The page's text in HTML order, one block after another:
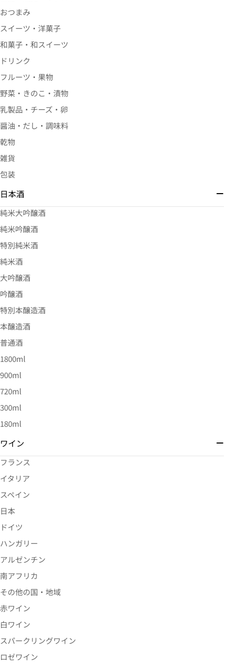
おつまみ
スイーツ・洋菓子
和菓子・和スイーツ
ドリンク
フルーツ・果物
野菜・きのこ・漬物
乳製品・チーズ・卵
醤油・だし・調味料
乾物
雑貨
包装
日本酒
純米大吟醸酒
純米吟醸酒
特別純米酒
純米酒
大吟醸酒
吟醸酒
特別本醸造酒
本醸造酒
普通酒
1800ml
900ml
720ml
300ml
180ml
ワイン
フランス
イタリア
スペイン
日本
ドイツ
ハンガリー
アルゼンチン
南アフリカ
その他の国・地域
赤ワイン
白ワイン
スパークリングワイン
ロゼワイン